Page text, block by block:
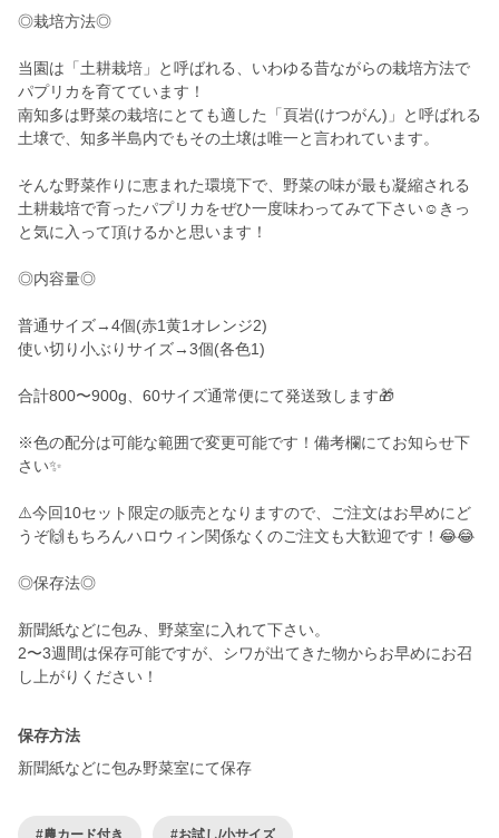
◎栽培方法◎
当園は「土耕栽培」と呼ばれる、いわゆる昔ながらの栽培方法で
パプリカを育てています！
南知多は野菜の栽培にとても適した「頁岩(けつがん)」と呼ばれる
土壌で、知多半島内でもその土壌は唯一と言われています。
そんな野菜作りに恵まれた環境下で、野菜の味が最も凝縮される
土耕栽培で育ったパプリカをぜひ一度味わってみて下さい☺️きっ
と気に入って頂けるかと思います！
◎内容量◎
普通サイズ→4個(赤1黄1オレンジ2)
使い切り小ぶりサイズ→3個(各色1)
合計800〜900g、60サイズ通常便にて発送致します🎁
※色の配分は可能な範囲で変更可能です！備考欄にてお知らせ下
さい✨
⚠️今回10セット限定の販売となりますので、ご注文はお早めにど
うぞ🙌もちろんハロウィン関係なくのご注文も大歓迎です！😂😂
◎保存法◎
新聞紙などに包み、野菜室に入れて下さい。
2〜3週間は保存可能ですが、シワが出てきた物からお早めにお召
し上がりください！
保存方法
新聞紙などに包み野菜室にて保存
#農カード付き #お試し/小サイズ